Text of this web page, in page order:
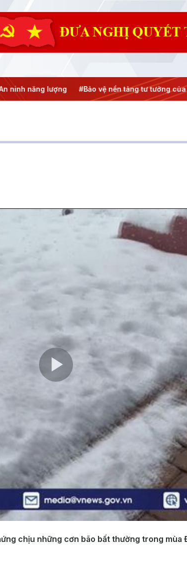
#Bảo vệ nền tảng tư tưởng của Đảng #Hội
Play
Video
chịu những cơn bão bất thường trong